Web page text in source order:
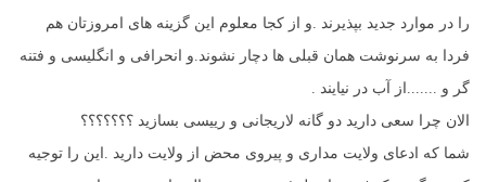
را در موارد جدید بپذیرند .و از کجا معلوم این گزینه های امروزتان هم
فردا به سرنوشت همان قبلی ها دچار نشوند.و انحرافی و انگلیسی و فتنه
گر و ..‌‌.....از آب در نیایند .
الان چرا سعی دارید دو گانه لاریجانی و رییسی بسازید ؟؟؟؟؟؟؟
شما که ادعای ولایت مداری و پیروی محض از ولایت دارید .این را توجیه